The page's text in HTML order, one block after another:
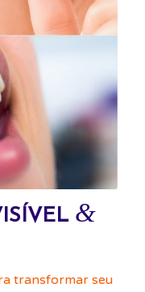
&
transformar seu